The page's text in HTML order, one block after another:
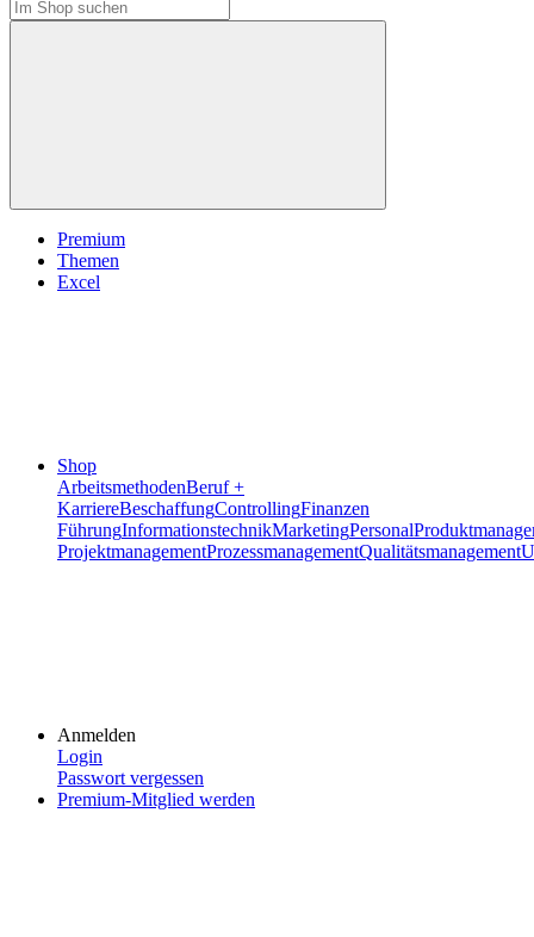
Premium
Themen
Excel
Shop
ArbeitsmethodenBeruf +
KarriereBeschaffungControllingFinanzen
FührungInformationstechnikMarketingPersonal
ProjektmanagementProzessmanagementQualitätsmanagement
Anmelden
Login
Passwort vergessen
Premium-Mitglied werden